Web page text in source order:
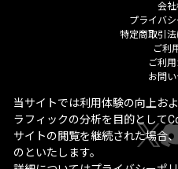
会
プライバ
特定商取引
ご利
ご利
お問
当サイトでは利用体験の向上お
ラフィックの分析を目的として
サイトの閲覧を継続された場合
のといたします。